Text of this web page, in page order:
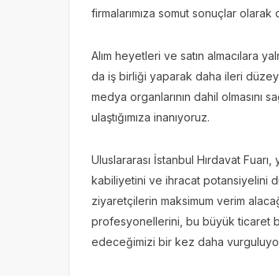
firmalarımıza somut sonuçlar
Alım heyetleri ve satın almacılara
da iş birliği yaparak daha ileri
medya organlarının dahil
ulaştığımıza inanıyoruz.
Uluslararası İstanbul Hırdavat
kabiliyetini ve ihracat potansiyelini
ziyaretçilerin maksimum verim
profesyonellerini, bu büyük ticaret
edeceğimizi bir kez daha